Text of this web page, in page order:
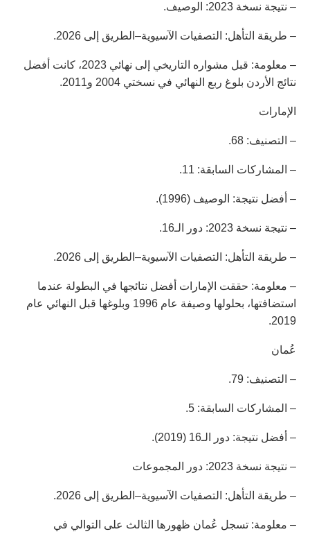
– نتيجة نسخة 2023: الوصيف.
– طريقة التأهل: التصفيات الآسيوية–الطريق إلى 2026.
– معلومة: قبل مشواره التاريخي إلى نهائي 2023، كانت أفضل
نتائج الأردن بلوغ ربع النهائي في نسختي 2004 و2011.
الإمارات
– التصنيف: 68.
– المشاركات السابقة: 11.
– أفضل نتيجة: الوصيف (1996).
– نتيجة نسخة 2023: دور الـ16.
– طريقة التأهل: التصفيات الآسيوية–الطريق إلى 2026.
– معلومة: حققت الإمارات أفضل نتائجها في البطولة عندما
استضافتها، بحلولها وصيفة عام 1996 وبلوغها قبل النهائي عام
2019.
عُمان
– التصنيف: 79.
– المشاركات السابقة: 5.
– أفضل نتيجة: دور الـ16 (2019).
– نتيجة نسخة 2023: دور المجموعات
– طريقة التأهل: التصفيات الآسيوية–الطريق إلى 2026.
– معلومة: تسجل عُمان ظهورها الثالث على التوالي في